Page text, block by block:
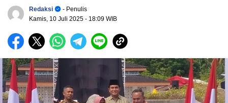
Redaksi
- Penulis
Kamis, 10 Juli 2025 - 18:09 WIB